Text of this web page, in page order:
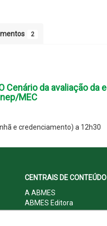
2
Cenário da avaliação da
MEC
e credenciamento) a 12h30
CENTRAIS DE CONTEÚDO
A ABMES
ABMES Editora
ABMES LInC